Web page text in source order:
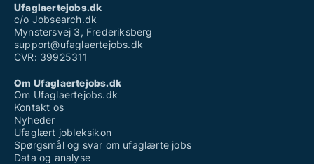
Ufaglaertejobs.dk
c/o Jobsearch.dk
Mynstersvej 3, Frederiksberg
support@ufaglaertejobs.dk
CVR: 39925311
Om Ufaglaertejobs.dk
Om Ufaglaertejobs.dk
Kontakt os
Nyheder
Ufaglært jobleksikon
Spørgsmål og svar om ufaglærte jobs
Data og analyse